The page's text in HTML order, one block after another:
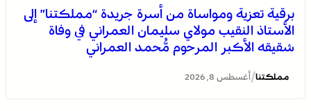
برقية تعزية ومواساة من أسرة جريدة “مملكتنا” إلى
الأستاذ النقيب مولاي سليمان العمراني في وفاة
شقيقه الأكبر المرحوم مُّحمد العمراني
مملكتنا/أغسطس 8, 2026